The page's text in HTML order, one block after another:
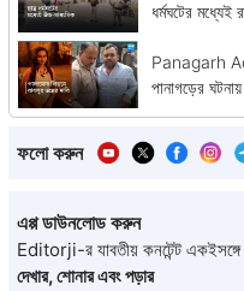
ধর্মঘটের মধ্যেই
Panagarh
পানাগড়ের
ফলো করুন
এপ্প ডাউনলোড করুন
Editorji-র যাবতীয় কনটেন্ট একইসঙ্গে
দেখার, শোনার এবং পড়ার